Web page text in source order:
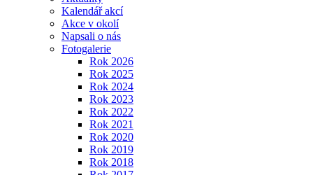
Kalendář akcí
Akce v okolí
Napsali o nás
Fotogalerie
Rok 2026
Rok 2025
Rok 2024
Rok 2023
Rok 2022
Rok 2021
Rok 2020
Rok 2019
Rok 2018